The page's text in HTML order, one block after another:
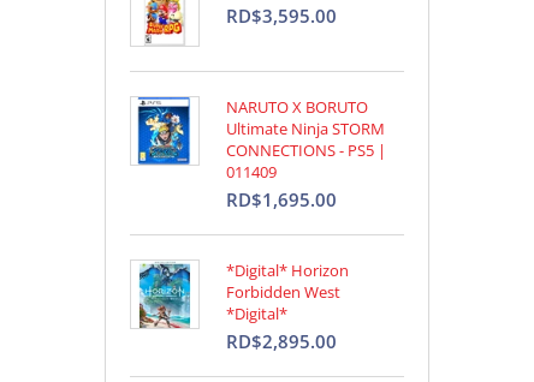
RD$3,595.00
NARUTO X BORUTO
Ultimate Ninja STORM
CONNECTIONS - PS5 |
011409
RD$1,695.00
*Digital* Horizon
Forbidden West
*Digital*
RD$2,895.00